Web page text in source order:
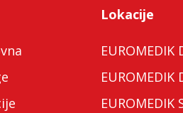
Lokacije